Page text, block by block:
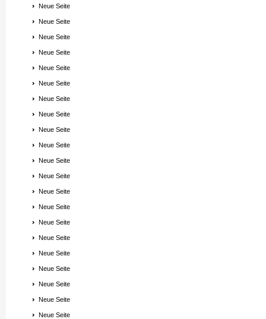
Neue Seite
Neue Seite
Neue Seite
Neue Seite
Neue Seite
Neue Seite
Neue Seite
Neue Seite
Neue Seite
Neue Seite
Neue Seite
Neue Seite
Neue Seite
Neue Seite
Neue Seite
Neue Seite
Neue Seite
Neue Seite
Neue Seite
Neue Seite
Neue Seite